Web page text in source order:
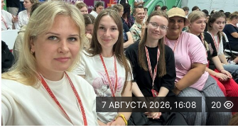
7 АВГУСТА 2026, 16:08 20